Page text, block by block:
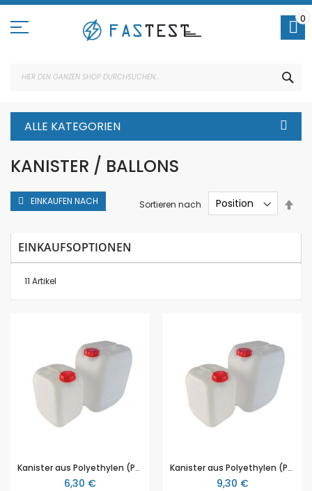
Direkt
Inhalt
0
ALLE KATEGORIEN
KANISTER / BALLONS
11 Artikel
Sortieren nach
Kanister aus Polyethylen (PE), für Gefahrgut, 5l, mit rotem Schraubverschluss
6,30 €
Kanister aus Polyethylen (PE), für Gefahrgut, 10l, mit rotem Schraubverschluss
9,30 €
EINKAUFEN NACH
EINKAUFSOPTIONEN